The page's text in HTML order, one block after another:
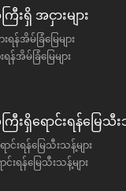
ရှိ အငှားများ
အိမ်ခြံမြေများ
န်အိမ်ခြံမြေများ
ရှိရောင်းရန်မြေသီး
းရန်မြေသီးသန့်များ
းရန်မြေသီးသန့်များ